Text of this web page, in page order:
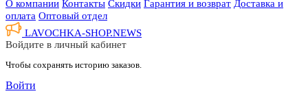
О компании Контакты Скидки Гарантия и возврат Доставка и
оплата Оптовый отдел
LAVOCHKA-SHOP.NEWS
Войдите в личный кабинет
Чтобы сохранять историю заказов.
Войти